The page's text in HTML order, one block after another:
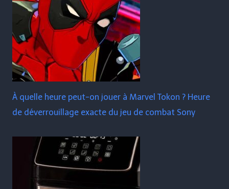
À quelle heure peut-on jouer à Marvel Tokon ? Heure
de déverrouillage exacte du jeu de combat Sony